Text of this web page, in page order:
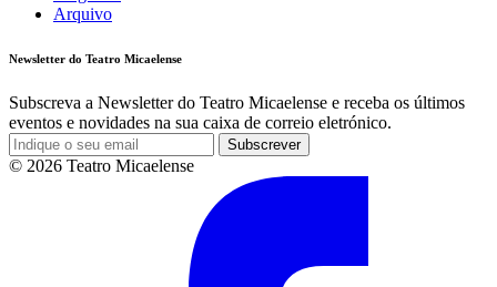
Arquivo
Newsletter do Teatro Micaelense
Subscreva a Newsletter do Teatro Micaelense e receba os últimos
eventos e novidades na sua caixa de correio eletrónico.
Subscrever
© 2026 Teatro Micaelense